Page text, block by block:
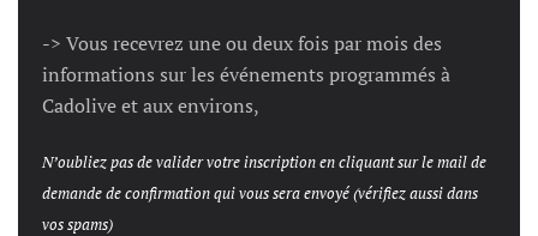
-> Vous recevrez une ou deux fois par mois des
informations sur les événements programmés à
Cadolive et aux environs,
N’oubliez pas de valider votre inscription en cliquant sur le mail de
demande de confirmation qui vous sera envoyé (vérifiez aussi dans
vos spams)